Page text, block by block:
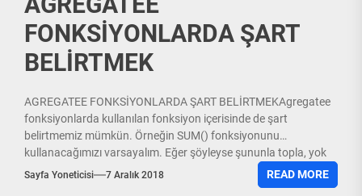
FONKSİYONLARDA ŞART
BELİRTMEK
AGREGATEE FONKSİYONLARDA ŞART BELİRTMEKAgregatee
fonksiyonlarda kullanılan fonksiyon içerisinde de şart
belirtmemiz mümkün. Örneğin SUM() fonksiyonunu
kullanacağımızı varsayalım. Eğer şöyleyse şununla topla, yok
böylese bununla topla...
Sayfa Yoneticisi 7 Aralık 2018 READ MORE